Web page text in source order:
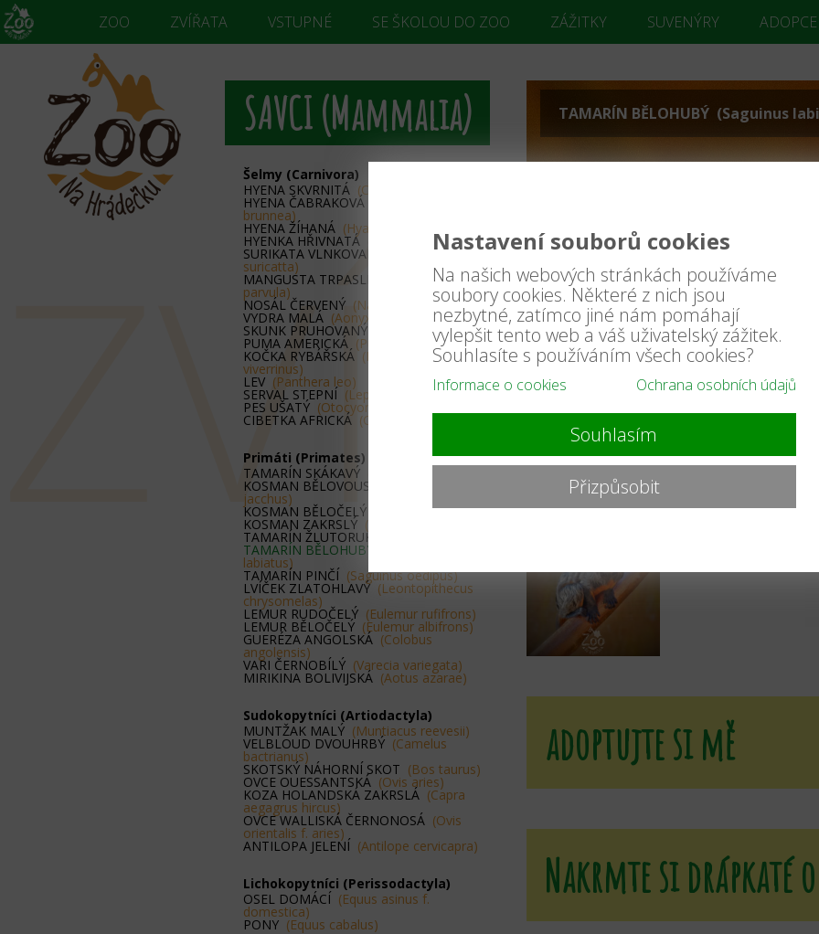
ZOO ZVÍŘATA VSTUPNÉ SE ŠKOLOU DO ZOO ZÁŽITKY SUVENÝRY ADOPCE
SAVCI (Mammalia)
Šelmy (Carnivora)
HYENA SKVRNITÁ (Crocuta crocuta)
HYENA ČABRAKOVÁ
brunnea)
HYENA ŽÍHANÁ (Hyaena hyaena)
HYENKA HŘIVNATÁ (Proteles cristatus)
SURIKATA VLNKOVANÁ (Suricata
suricatta)
MANGUSTA TRPASLIČÍ (Helogale
parvula)
NOSÁL ČERVENÝ (Nasua nasua)
VYDRA MALÁ (Aonyx cinerea)
SKUNK PRUHOVANÝ (Mephitis mephitis)
PUMA AMERICKÁ (Puma concolor)
KOČKA RYBÁŘSKÁ (Prionailurus
viverrinus)
LEV (Panthera leo)
SERVAL STEPNÍ (Leptailurus serval)
PES UŠATÝ (Otocyon megalotis)
CIBETKA AFRICKÁ (Civettictis civetta)
Primáti (Primates)
TAMARÍN SKÁKAVÝ
KOSMAN BĚLOVOUSÝ
jacchus)
KOSMAN BĚLOČELÝ (Callithrix geoffroyi)
KOSMAN ZAKRSLÝ (Cebuella pygmaea)
TAMARÍN ŽLUTORUKÝ
TAMARÍN BĚLOHUBÝ
labiatus)
TAMARÍN PINČÍ (Saguinus oedipus)
LVÍČEK ZLATOHLAVÝ (Leontopithecus
chrysomelas)
LEMUR RUDOČELÝ (Eulemur rufifrons)
LEMUR BĚLOČELÝ (Eulemur albifrons)
GUERÉZA ANGOLSKÁ (Colobus
angolensis)
VARI ČERNOBÍLÝ (Varecia variegata)
MIRIKINA BOLIVIJSKÁ (Aotus azarae)
Sudokopytníci (Artiodactyla)
MUNTŽAK MALÝ (Muntiacus reevesii)
VELBLOUD DVOUHRBÝ (Camelus
bactrianus)
SKOTSKÝ NÁHORNÍ SKOT (Bos taurus)
OVCE OUESSANTSKÁ (Ovis aries)
KOZA HOLANDSKÁ ZAKRSLÁ (Capra
aegagrus hircus)
OVCE WALLISKÁ ČERNONOSÁ (Ovis
orientalis f. aries)
ANTILOPA JELENÍ (Antilope cervicapra)
Lichokopytníci (Perissodactyla)
OSEL DOMÁCÍ (Equus asinus f.
domestica)
PONY (Equus cabalus)
TAMARÍN BĚLOHUBÝ (Saguinus
adoptujte si mě
Nakrmte si drápkaté
Nastavení souborů cookies
Na našich webových stránkách používáme
soubory cookies. Některé z nich jsou
nezbytné, zatímco jiné nám pomáhají
vylepšit tento web a váš uživatelský zážitek.
Souhlasíte s používáním všech cookies?
Informace o cookies Ochrana osobních údajů
Souhlasím
Přizpůsobit